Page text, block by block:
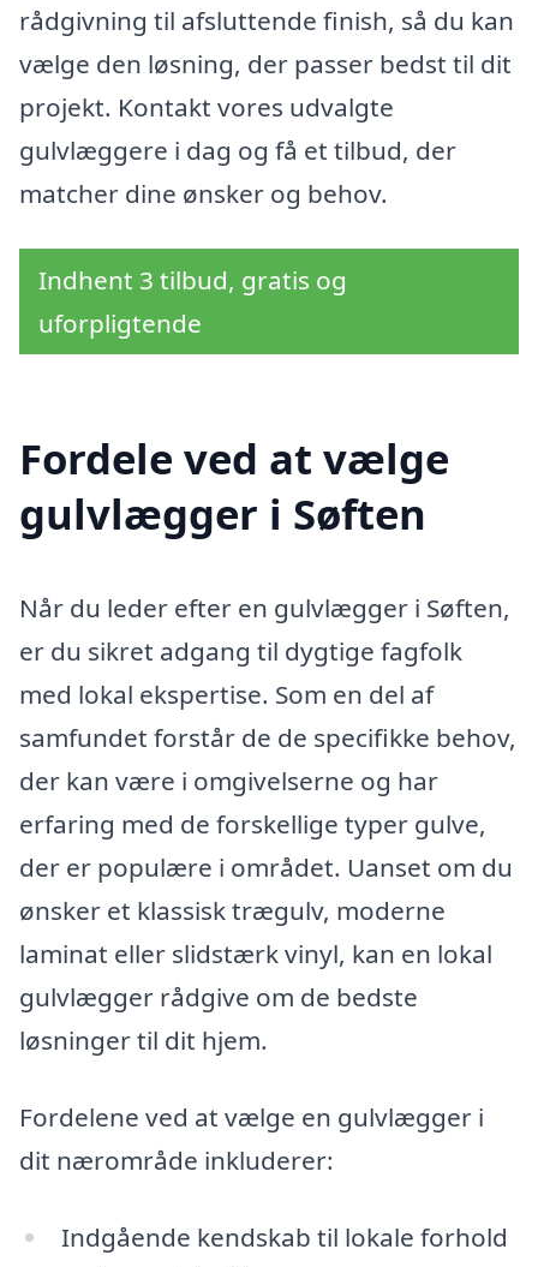
rådgivning til afsluttende finish, så du kan
vælge den løsning, der passer bedst til dit
projekt. Kontakt vores udvalgte
gulvlæggere i dag og få et tilbud, der
matcher dine ønsker og behov.
Indhent 3 tilbud, gratis og
uforpligtende
Fordele ved at vælge
gulvlægger i Søften
Når du leder efter en gulvlægger i Søften,
er du sikret adgang til dygtige fagfolk
med lokal ekspertise. Som en del af
samfundet forstår de de specifikke behov,
der kan være i omgivelserne og har
erfaring med de forskellige typer gulve,
der er populære i området. Uanset om du
ønsker et klassisk trægulv, moderne
laminat eller slidstærk vinyl, kan en lokal
gulvlægger rådgive om de bedste
løsninger til dit hjem.
Fordelene ved at vælge en gulvlægger i
dit nærområde inkluderer:
Indgående kendskab til lokale forhold